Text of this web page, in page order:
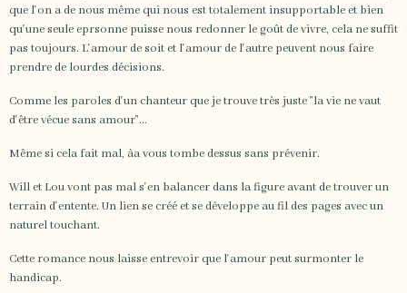
que l'on a de nous même qui nous est totalement insupportable et bien
qu'une seule eprsonne puisse nous redonner le goût de vivre, cela ne suffit
pas toujours. L'amour de soit et l'amour de l'autre peuvent nous faire
prendre de lourdes décisions.
Comme les paroles d'un chanteur que je trouve très juste "la vie ne vaut
d'être vécue sans amour"...
Même si cela fait mal, àa vous tombe dessus sans prévenir.
Will et Lou vont pas mal s'en balancer dans la figure avant de trouver un
terrain d'entente. Un lien se créé et se développe au fil des pages avec un
naturel touchant.
Cette romance nous laisse entrevoir que l'amour peut surmonter le
handicap.